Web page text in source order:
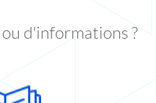
ou d'informations ?